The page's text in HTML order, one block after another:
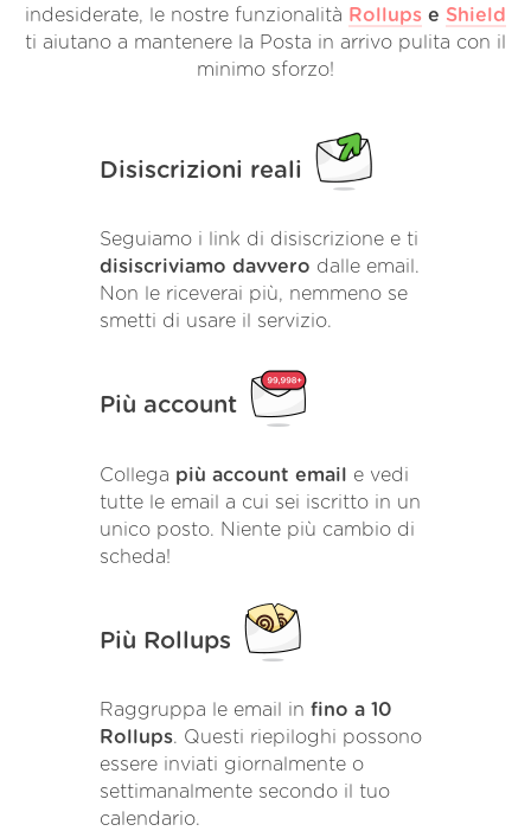
indesiderate, le nostre funzionalità Rollups e Shield
ti aiutano a mantenere la Posta in arrivo pulita con il
minimo sforzo!
Disiscrizioni reali
Seguiamo i link di disiscrizione e ti
disiscriviamo davvero dalle email.
Non le riceverai più, nemmeno se
smetti di usare il servizio.
Più account
Collega più account email
e vedi
tutte le email a cui sei iscritto in un
unico posto. Niente più cambio di
scheda!
Più Rollups
Raggruppa le email in fino a 10
Rollups. Questi riepiloghi possono
essere inviati giornalmente o
settimanalmente secondo il tuo
calendario.